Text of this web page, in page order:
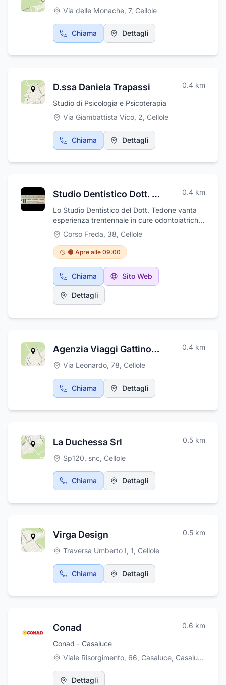
Via delle Monache, 7, Cellole
Chiama Dettagli
D.ssa Daniela Trapassi 0.4 km
Studio di Psicologia e Psicoterapia
Via Giambattista Vico, 2, Cellole
Chiama Dettagli
Studio Dentistico Dott. Tedone Pasquale 0.4 km
Lo Studio Dentistico del Dott. Tedone vanta
esperienza trentennale in cure odontoiatriche
di varie tipologie e si avvale delle più moderne
tecnologie. Lo Studio di Cellole si occupa di
implantologia dentale, protesi fisse e mobili,
igiene orale con detartrasi, conservativa ed è
anche dentista per bambini. Lo Studio
Dentistico Dott. Tedone propone soluzioni
personalizzate con tecnologie odontoiatriche
di ultima generazione. Il personale è
prendersi cura di ogni paziente.
Corso Freda, 38, Cellole
🟠 Apre alle 09:00
Chiama Sito Web
Dettagli
Agenzia Viaggi Gattinoni Point Cellole 0.4 km
Via Leonardo, 78, Cellole
Chiama Dettagli
La Duchessa Srl 0.5 km
Sp120, snc, Cellole
Chiama Dettagli
Virga Design 0.5 km
Traversa Umberto I, 1, Cellole
Chiama Dettagli
Conad 0.6 km
Conad - Casaluce
Viale Risorgimento, 66, Casaluce, Casaluce
Dettagli